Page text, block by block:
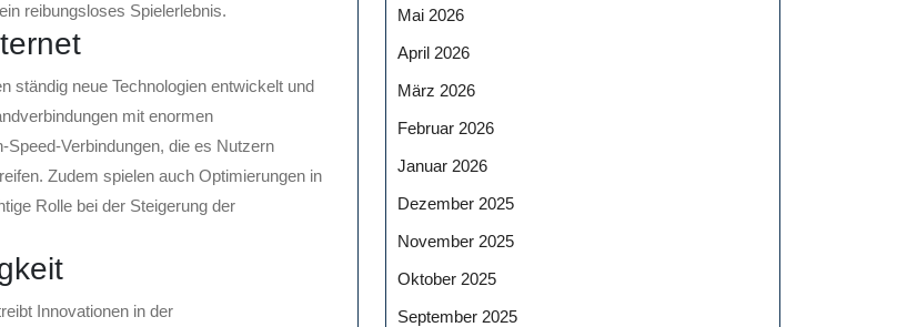
reibungsloses Spielerlebnis.
ständig neue Technologien entwickelt und
mit enormen
Verbindungen, die es Nutzern
Zudem spielen auch Optimierungen in
Rolle bei der Steigerung der
Innovationen in der
Mai 2026
April 2026
März 2026
Februar 2026
Januar 2026
Dezember 2025
November 2025
Oktober 2025
September 2025